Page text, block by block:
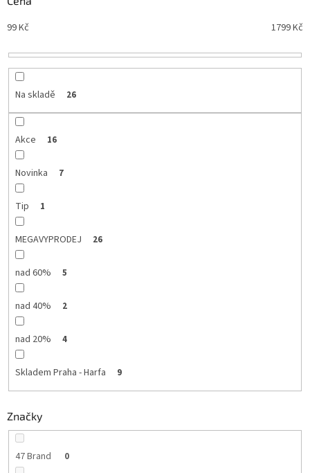
í
r
Abecedně
99Kč 1799Kč
Na skladě 26
Akce 16
Novinka 7
Tip 1
MEGAVYPRODEJ 26
nad 60% 5
nad 40% 2
nad 20% 4
Skladem Praha - Harfa 9
Značky
47 Brand 0